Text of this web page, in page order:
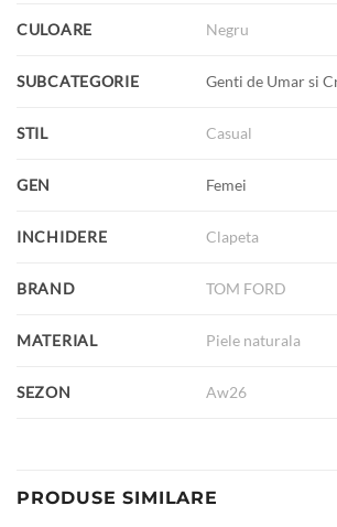
CULOARE Negru
SUBCATEGORIE Genti de Umar si
STIL Casual
GEN Femei
INCHIDERE Clapeta
BRAND TOM FORD
MATERIAL Piele naturala
SEZON Aw26
PRODUSE SIMILARE